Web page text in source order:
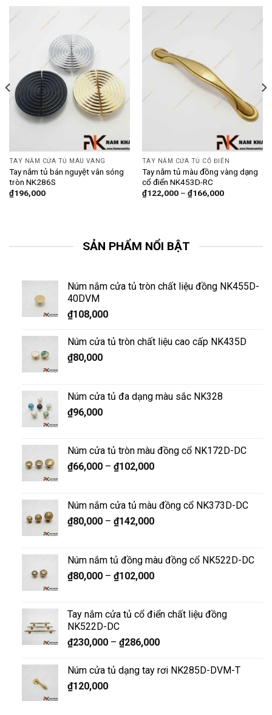
TAY NẮM CỬA TỦ MÀU VÀNG
Tay nắm tủ bán nguyệt vân sóng
tròn NK286S
₫196,000
TAY NẮM CỬA TỦ CỔ ĐIỂN
Tay nắm tủ màu đồng vàng dạng
cổ điển NK453D-RC
₫122,000– ₫166,000
SẢN PHẨM NỔI BẬT
Núm nắm cửa tủ tròn chất liệu đồng NK455D-
40DVM
₫108,000
Núm cửa tủ tròn chất liệu cao cấp NK435D
₫80,000
Núm cửa tủ đa dạng màu sắc NK328
₫96,000
Núm cửa tủ tròn màu đồng cổ NK172D-DC
₫66,000– ₫102,000
Núm nắm cửa tủ màu đồng cổ NK373D-DC
₫80,000– ₫142,000
Núm nắm tủ đồng màu đồng cổ NK522D-DC
₫80,000– ₫102,000
Tay nắm cửa tủ cổ điển chất liệu đồng
NK522D-DC
₫230,000– ₫286,000
Núm cửa tủ dạng tay rơi NK285D-DVM-T
₫120,000